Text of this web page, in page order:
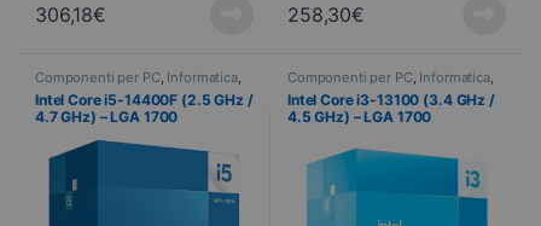
306,18€ 258,30€
Componenti per PC, Informatica,
Processore
Intel Core i5-14400F (2.5 GHz /
4.7 GHz) – LGA 1700
Componenti per PC, Informatica,
Processore
Intel Core i3-13100 (3.4 GHz /
4.5 GHz) – LGA 1700